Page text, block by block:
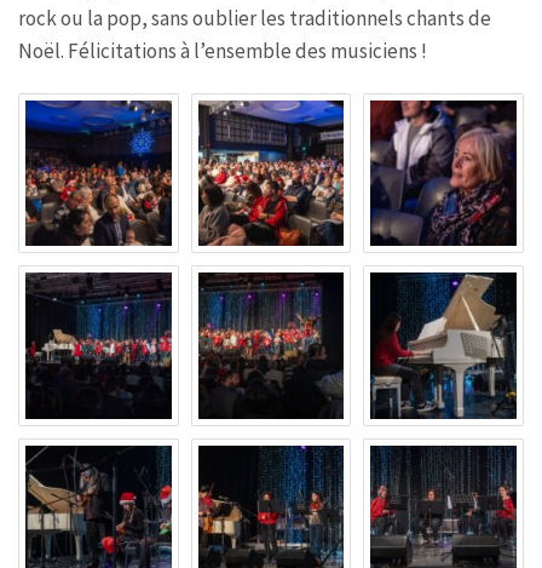
rock ou la pop, sans oublier les traditionnels chants de
Noël. Félicitations à l’ensemble des musiciens !